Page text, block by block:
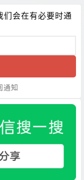
们会在有必要时通
通知